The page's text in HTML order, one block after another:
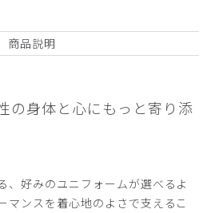
商品説明
の身体と心にもっと寄り添
、好みのユニフォームが選べるよ
マンスを着心地のよさで支えるこ